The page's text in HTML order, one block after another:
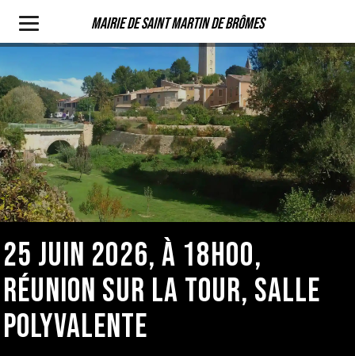
Mairie de Saint Martin de Brômes
25 JUIN 2026, À 18H00,
RÉUNION SUR LA TOUR, SALLE
POLYVALENTE